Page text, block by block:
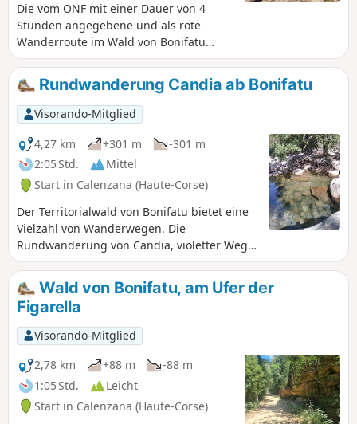
Die vom ONF mit einer Dauer von 4
Stunden angegebene und als rote
Wanderroute im Wald von Bonifatu
ausgewiesene Finochi-Schleife führt
durch Macchia und Kiefernwald. Die
Strecke ist in der angegebenen
Richtung vormittags schattig, für alle
Altersgruppen geeignet und durch rote
Markierungen gut ausgeschildert.
Rundwanderung Candia ab Bonifatu
Visorando-Mitglied
4,27 km
+301 m
-301 m
2:05 Std.
Mittel
Start in Calenzana (Haute-Corse)
Der Territorialwald von Bonifatu bietet eine
Vielzahl von Wanderwegen. Die
Rundwanderung von Candia, violetter Weg,
ist ideal für einen kurzen Spaziergang.
Wenn Sie in der hier vorgeschlagenen
Richtung starten, können Sie die
Wanderung mit einer Erfrischung im Fluss
beenden. Perfekt für Familien oder
Anfänger. Sehr schattig.
Wald von Bonifatu, am Ufer der
Figarella
Visorando-Mitglied
2,78 km
+88 m
-88 m
1:05 Std.
Leicht
Start in Calenzana (Haute-Corse)